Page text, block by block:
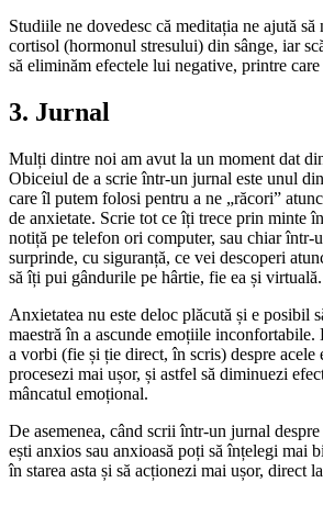
Studiile ne dovedesc că meditația ne ajută
cortisol (hormonul stresului) din sânge, iar
să eliminăm efectele lui negative, printre
3. Jurnal
Mulți dintre noi am avut la un moment dat
Obiceiul de a scrie într-un jurnal este unul
care îl putem folosi pentru a ne „răcori”
de anxietate. Scrie tot ce îți trece prin minte
notiță pe telefon ori computer, sau chiar într-
surprinde, cu siguranță, ce vei descoperi
să îți pui gândurile pe hârtie, fie ea și virtuală.
Anxietatea nu este deloc plăcută și e posibil
maestră în a ascunde emoțiile
a vorbi (fie și ție direct, în scris) despre acele
procesezi mai ușor, și astfel să diminuezi
mâncatul emoțional.
De asemenea, când scrii într-un jurnal
ești anxios sau anxioasă poți să înțelegi mai
în starea asta și să acționezi mai ușor, direct